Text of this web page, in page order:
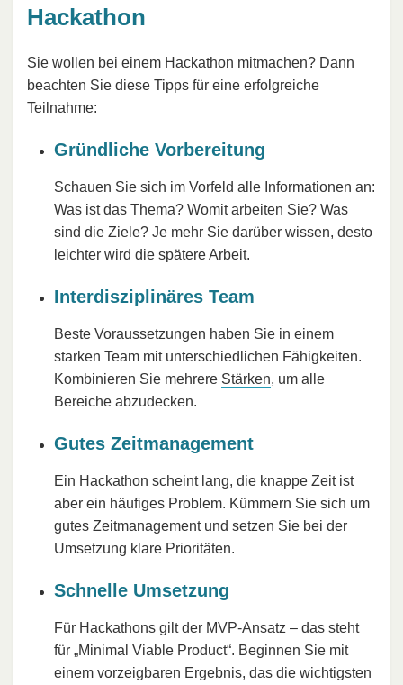
Hackathon
Sie wollen bei einem Hackathon mitmachen? Dann
beachten Sie diese Tipps für eine erfolgreiche
Teilnahme:
Gründliche Vorbereitung
Schauen Sie sich im Vorfeld alle Informationen an:
Was ist das Thema? Womit arbeiten Sie? Was
sind die Ziele? Je mehr Sie darüber wissen, desto
leichter wird die spätere Arbeit.
Interdisziplinäres Team
Beste Voraussetzungen haben Sie in einem
starken Team mit unterschiedlichen Fähigkeiten.
Kombinieren Sie mehrere Stärken, um alle
Bereiche abzudecken.
Gutes Zeitmanagement
Ein Hackathon scheint lang, die knappe Zeit ist
aber ein häufiges Problem. Kümmern Sie sich um
gutes Zeitmanagementund setzen Sie bei der
Umsetzung klare Prioritäten.
Schnelle Umsetzung
Für Hackathons gilt der MVP-Ansatz – das steht
für „Minimal Viable Product“. Beginnen Sie mit
einem vorzeigbaren Ergebnis, das die wichtigsten